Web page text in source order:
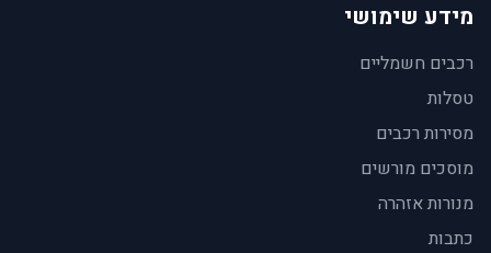
מידע שימושי
רכבים חשמליים
טסלות
מסירות רכבים
מוסכים מורשים
מנורות אזהרה
כתבות